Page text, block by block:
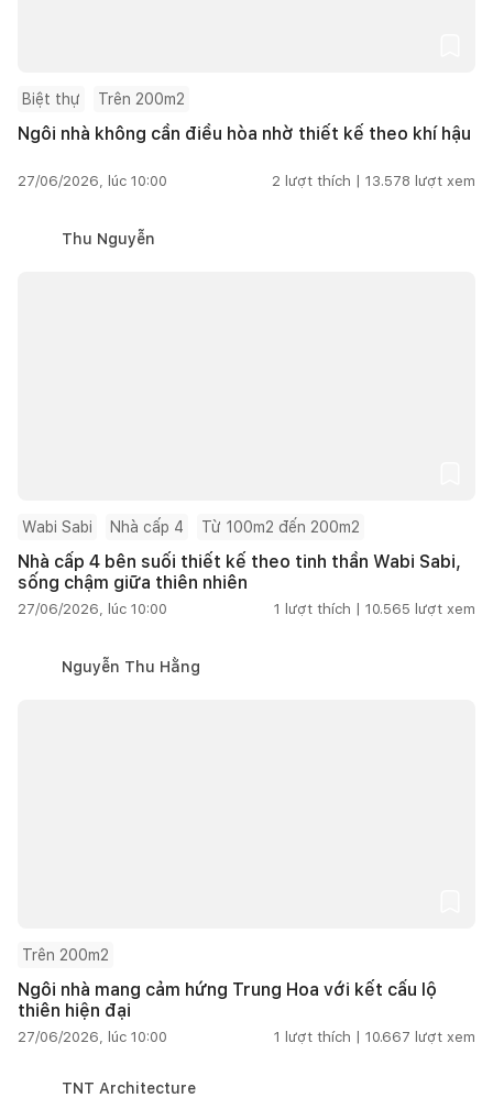
Biệt thự Trên 200m2
Ngôi nhà không cần điều hòa nhờ thiết kế theo khí hậu
27/06/2026, lúc 10:00 2 lượt thích | 13.578 lượt xem
Thu Nguyễn
Wabi Sabi Nhà cấp 4 Từ 100m2 đến 200m2
Nhà cấp 4 bên suối thiết kế theo tinh thần Wabi Sabi,
sống chậm giữa thiên nhiên
27/06/2026, lúc 10:00 1 lượt thích | 10.565 lượt xem
Nguyễn Thu Hằng
Trên 200m2
Ngôi nhà mang cảm hứng Trung Hoa với kết cấu lộ
thiên hiện đại
27/06/2026, lúc 10:00 1 lượt thích | 10.667 lượt xem
TNT Architecture